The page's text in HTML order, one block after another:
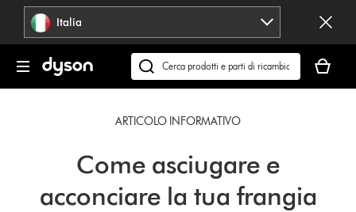
navigazione Italia
Cerca
su
carrello
è
ARTICOLO INFORMATIVO
Come asciugare e
acconciare la tua frangia